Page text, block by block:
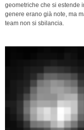
geometriche che si estende
genere erano già note, ma
team non si sbilancia.